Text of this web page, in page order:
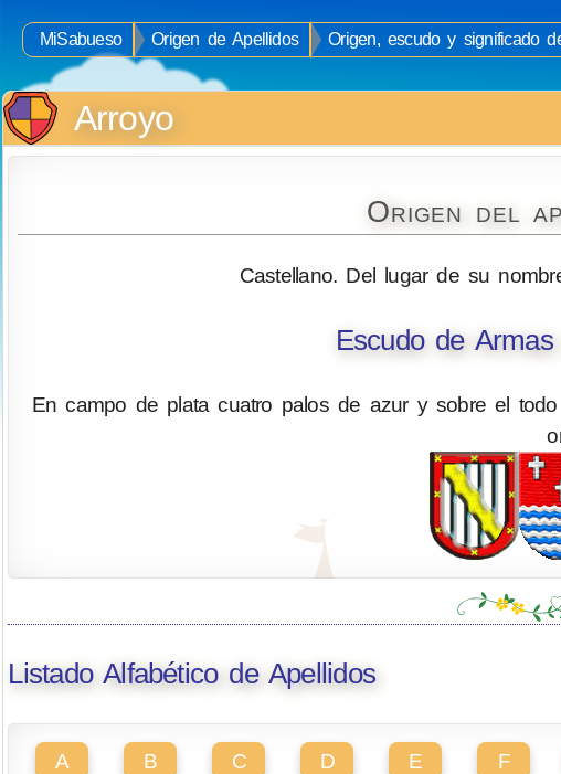
MiSabueso Origen de Apellidos
Origen, escudo y significado
Arroyo
Origen del
Castellano. Del lugar de su
Escudo de
En campo de plata cuatro palos de azur y sobre el
Listado Alfabético de Apellidos
A B C D E F